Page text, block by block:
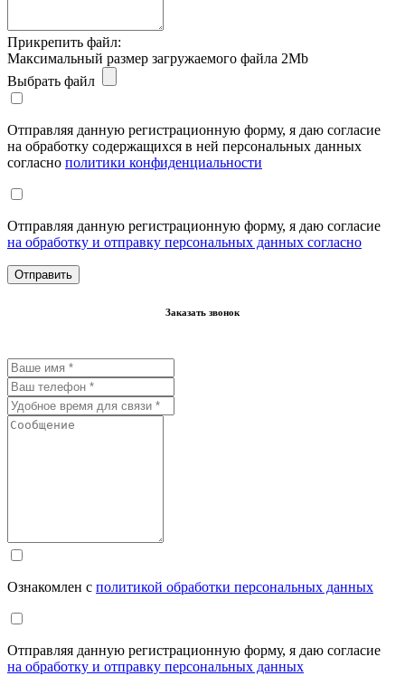
Прикрепить файл:
Максимальный размер загружаемого файла 2Mb
Выбрать файл
Отправляя данную регистрационную форму, я даю согласие
на обработку содержащихся в ней персональных данных
согласно политики конфиденциальности
Отправляя данную регистрационную форму, я даю согласие
на обработку и отправку персональных данных согласно
Заказать звонок
Ознакомлен с политикой обработки персональных данных
Отправляя данную регистрационную форму, я даю согласие
на обработку и отправку персональных данных